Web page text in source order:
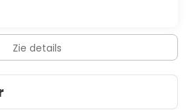
Zie details